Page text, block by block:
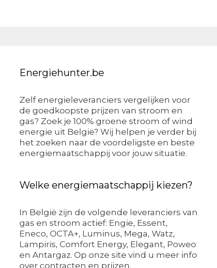
Energiehunter.be
Zelf energieleveranciers vergelijken voor
de goedkoopste prijzen van stroom en
gas? Zoek je 100% groene stroom of wind
energie uit België? Wij helpen je verder bij
het zoeken naar de voordeligste en beste
energiemaatschappij voor jouw situatie.
Welke energiemaatschappij kiezen?
In België zijn de volgende leveranciers van
gas en stroom actief: Engie, Essent,
Eneco, OCTA+, Luminus, Mega, Watz,
Lampiris, Comfort Energy, Elegant, Poweo
en Antargaz. Op onze site vind u meer info
over contracten en prijzen.